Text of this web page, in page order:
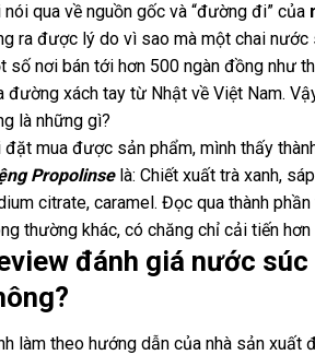
nói qua về nguồn gốc và “đường đi” của
ra được lý do vì sao mà một chai
số nơi bán tới hơn 500 ngàn đồng như
đường xách tay từ Nhật về Việt Nam.
là những gì?
đặt mua được sản phẩm, mình thấy
Propolinselà: Chiết xuất trà xanh,
citrate, caramel. Đọc qua thành
thường khác, có chăng chỉ cải tiến
đánh giá nước
làm theo hướng dẫn của nhà sản